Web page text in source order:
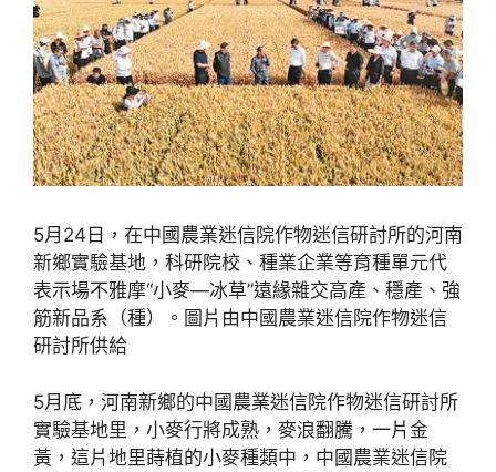
5月24日，在中國農業迷信院作物迷信研討所的河南
新鄉實驗基地，科研院校、種業企業等育種單元代
表示場不雅摩“小麥—冰草”遠緣雜交高產、穩產、強
筋新品系（種）。圖片由中國農業迷信院作物迷信
研討所供給
5月底，河南新鄉的中國農業迷信院作物迷信研討所
實驗基地里，小麥行將成熟，麥浪翻騰，一片金
黃，這片地里蒔植的小麥種類中，中國農業迷信院